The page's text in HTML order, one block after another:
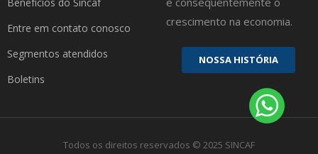
Entre em contato conosco
Segmentos atendidos
Boletins
crescimento na economia.
NOSSA HISTÓRIA
Todos os direitos reservados © 2025 SINCAF